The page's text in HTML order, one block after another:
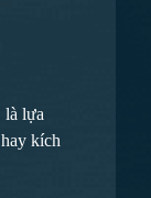
là lựa
kích